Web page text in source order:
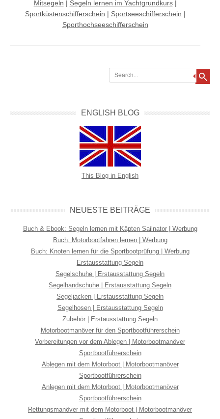
Mitsegeln | Segeln lernen im Yachtgrundkurs|
Sportküstenschifferschein | Sportseeschifferschein |
Sporthochseeschifferschein
Search
ENGLISH BLOG
This Blog in English
NEUESTE BEITRÄGE
Buch & Ebook: Segeln lernen mit Käpten Sailnator | Werbung
Buch: Motorbootfahren lernen | Werbung
Buch: Knoten lernen für die Sportbootprüfung | Werbung
Erstausstattung Segeln
Segelschuhe | Erstausstattung Segeln
Segelhandschuhe | Erstausstattung Segeln
Segeljacken | Erstausstattung Segeln
Segelhosen | Erstausstattung Segeln
Zubehör | Erstausstattung Segeln
Motorbootmanöver für den Sportbootführerschein
Vorbereitungen vor dem Ablegen | Motorbootmanöver
Sportbootführerschein
Ablegen mit dem Motorboot | Motorbootmanöver
Sportbootführerschein
Anlegen mit dem Motorboot | Motorbootmanöver
Sportbootführerschein
Rettungsmanöver mit dem Motorboot | Motorbootmanöver